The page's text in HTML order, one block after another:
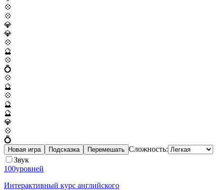
💠
💠
💎
💎
💠
🔮
💠
💍
💠
🔮
💠
🔮
🔮
💎
💠
💍
Новая игра Подсказка Перемешать Сложность:
Звук
100уровней
Интерактивный курс английского